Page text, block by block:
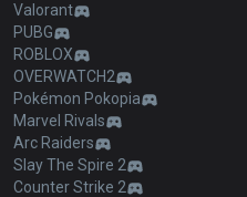
Valorant
PUBG
ROBLOX
OVERWATCH2
Pokémon Pokopia
Marvel Rivals
Arc Raiders
Slay The Spire 2
Counter Strike 2